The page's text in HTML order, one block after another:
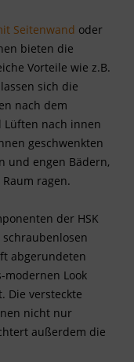
Seitenwand oder
bieten die
Vorteile wie z.B.
sich die
nach dem
Lüften nach innen
geschwenkten
und engen Bädern,
ragen.
der HSK
abgerundeten
Look
Die versteckte
nicht nur
außerdem die